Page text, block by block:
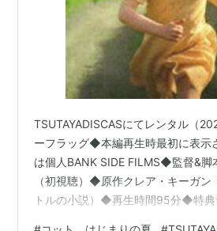
TSUTAYADISCASにてレンタル（
ーフラッグ◆本編再生時最初に表示
は個人BANK SIDE FILMS◆監督&脚
（初視聴）◆原作クレア・キーガン
トルの小説）◆再生時間95分◆特